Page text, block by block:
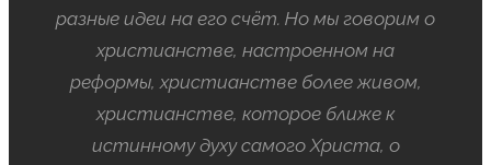
разные идеи на его счёт. Но мы говорим о
христианстве, настроенном на
реформы, христианстве более живом,
христианстве, которое ближе к
истинному духу самого Христа, о